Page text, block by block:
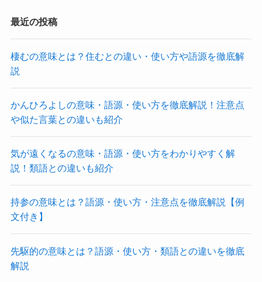
最近の投稿
棲むの意味とは？住むとの違い・使い方や語源を徹底解
説
かんひろよしの意味・語源・使い方を徹底解説！注意点
や似た言葉との違いも紹介
気が遠くなるの意味・語源・使い方をわかりやすく解
説！類語との違いも紹介
持参の意味とは？語源・使い方・注意点を徹底解説【例
文付き】
先駆的の意味とは？語源・使い方・類語との違いを徹底
解説